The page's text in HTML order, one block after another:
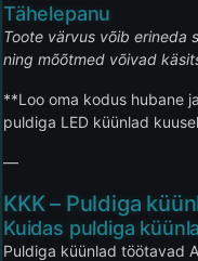
Tähelepanu
Toote värvus võib erineda
ning mõõtmed võivad
**Loo oma kodus hubane
puldiga LED küünlad
—
KKK – Puldiga
Kuidas puldiga
Puldiga küünlad töötavad